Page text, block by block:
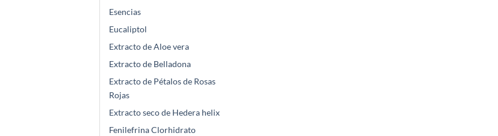
Esencias
Eucaliptol
Extracto de Aloe vera
Extracto de Belladona
Extracto de Pétalos de Rosas
Rojas
Extracto seco de Hedera helix
Fenilefrina Clorhidrato